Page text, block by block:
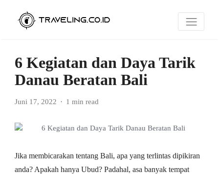
6 Kegiatan dan Daya Tarik
Danau Beratan Bali
Juni 17, 2022 1 min read
Jika membicarakan tentang Bali, apa yang terlintas dipikiran
anda? Apakah hanya Ubud? Padahal, asa banyak tempat